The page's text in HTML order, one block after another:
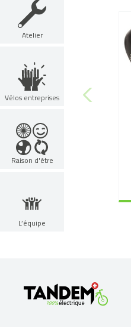
Atelier
Vélos entreprises
Raison d'être
L’équipe